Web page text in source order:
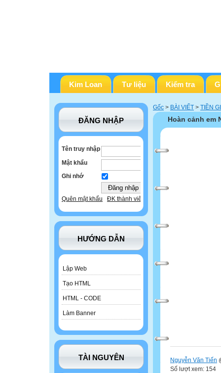
Kim Loan Tư liệu Kiểm tra
ĐĂNG NHẬP
Tên truy nhập
Mật khẩu
Ghi nhớ
Quên mật khẩu ĐK thành viên
HƯỚNG DẪN
Lập Web
Tạo HTML
HTML - CODE
Làm Banner
TÀI NGUYÊN
Gốc > BÀI VIẾT > TIỀN
Hoàn cảnh em
Nguyễn Văn Tiến
Số lượt xem: 154